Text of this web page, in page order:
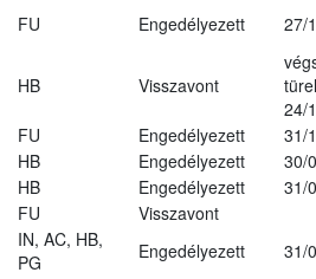
FU Engedélyezett 27/
HB Visszavont
24/
FU Engedélyezett
31/
HB Engedélyezett
30/
HB Engedélyezett
31/
FU
Visszavont
IN, AC, HB,
PG
Engedélyezett
31/